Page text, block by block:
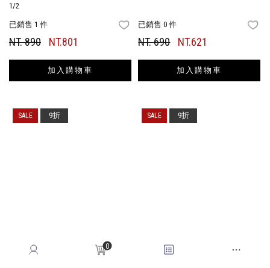
0
1/2
已銷售 1 件 FAVORITES
NT. 890 NT.801
加入購物車
已銷售 0 件
NT. 690 NT.621
加入購物車
9折 9折